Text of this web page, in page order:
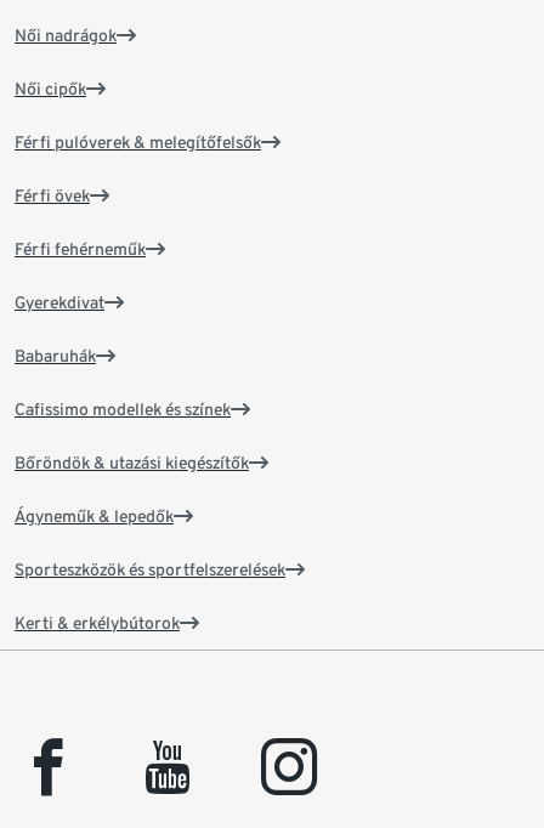
Női nadrágok
Női cipők
Férfi pulóverek & melegítőfelsők
Férfi övek
Férfi fehérneműk
Gyerekdivat
Babaruhák
Cafissimo modellek és színek
Bőröndök & utazási kiegészítők
Ágyneműk & lepedők
Sporteszközök és sportfelszerelések
Kerti & erkélybútorok
facebook youtube instagram